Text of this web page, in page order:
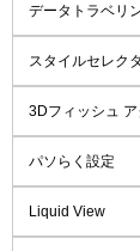
データトラベリ
スタイルセレク
3Dフィッシュ
パソらく設定
Liquid View